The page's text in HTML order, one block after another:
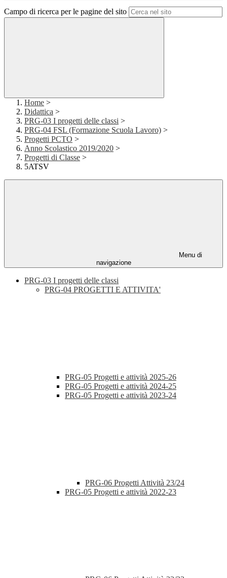
Campo di ricerca per le pagine del sito
Home >
Didattica >
PRG-03 I progetti delle classi >
PRG-04 FSL (Formazione Scuola Lavoro) >
Progetti PCTO >
Anno Scolastico 2019/2020 >
Progetti di Classe >
5ATSV
Menu di
navigazione
PRG-03 I progetti delle classi
PRG-04 PROGETTI E ATTIVITA'
PRG-05 Progetti e attività 2025-26
PRG-05 Progetti e attività 2024-25
PRG-05 Progetti e attività 2023-24
PRG-06 Progetti Attività 23/24
PRG-05 Progetti e attività 2022-23